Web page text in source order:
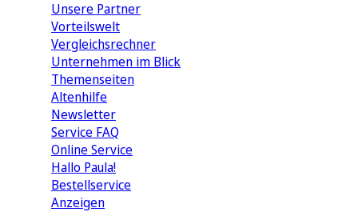
Unsere Partner
Vorteilswelt
Vergleichsrechner
Unternehmen im Blick
Themenseiten
Altenhilfe
Newsletter
Service FAQ
Online Service
Hallo Paula!
Bestellservice
Anzeigen